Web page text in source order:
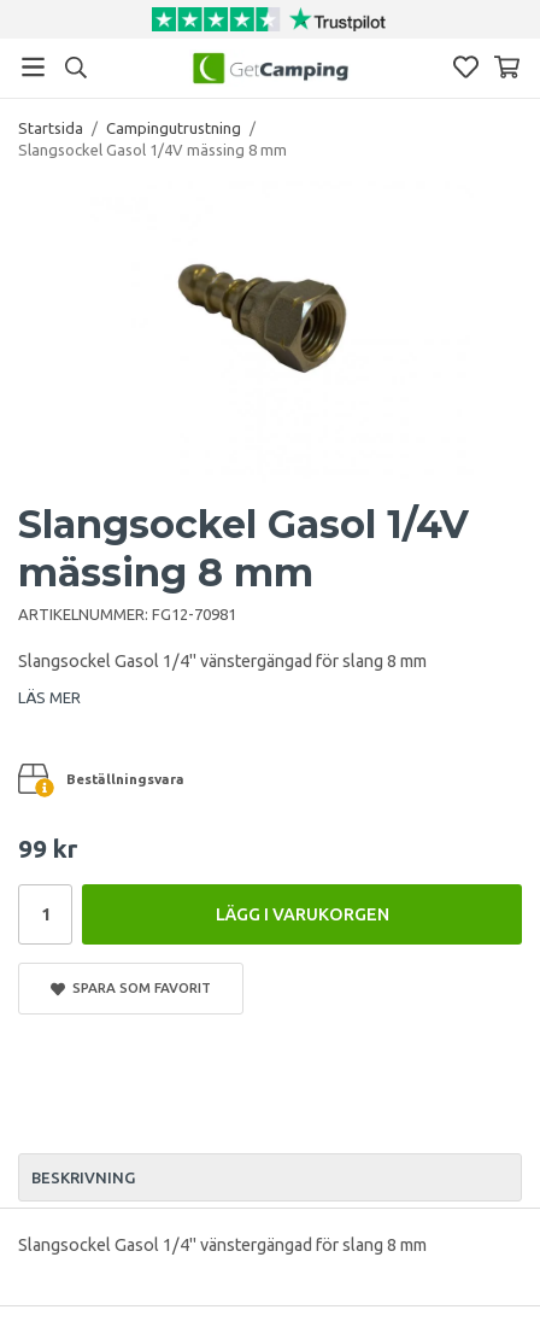
Startsida / Campingutrustning
/
Slangsockel Gasol 1/4V mässing 8 mm
Slangsockel Gasol 1/4V
mässing 8 mm
ARTIKELNUMMER: FG12-70981
Slangsockel Gasol 1/4" vänstergängad för slang 8 mm
LÄS MER
Beställningsvara
99 kr
LÄGG I VARUKORGEN
SPARA SOM FAVORIT
BESKRIVNING
Slangsockel Gasol 1/4" vänstergängad för slang 8 mm